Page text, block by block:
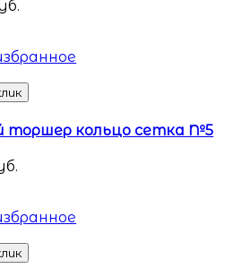
торшер кольцо сетка №5